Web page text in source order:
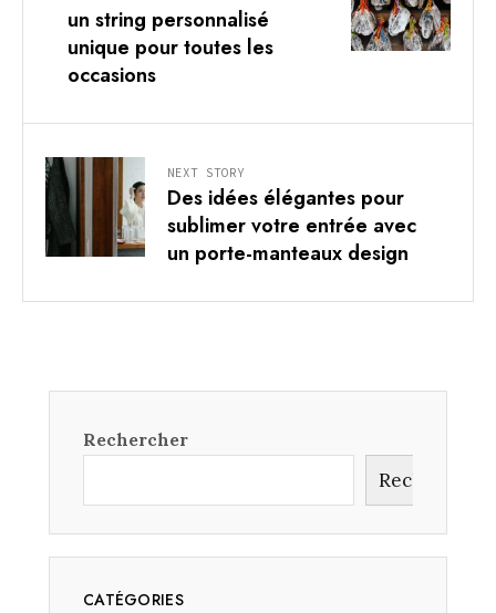
un string personnalisé
unique pour toutes les
occasions
NEXT STORY
Des idées élégantes pour
sublimer votre entrée avec
un porte-manteaux design
Rechercher
Rechercher
CATÉGORIES